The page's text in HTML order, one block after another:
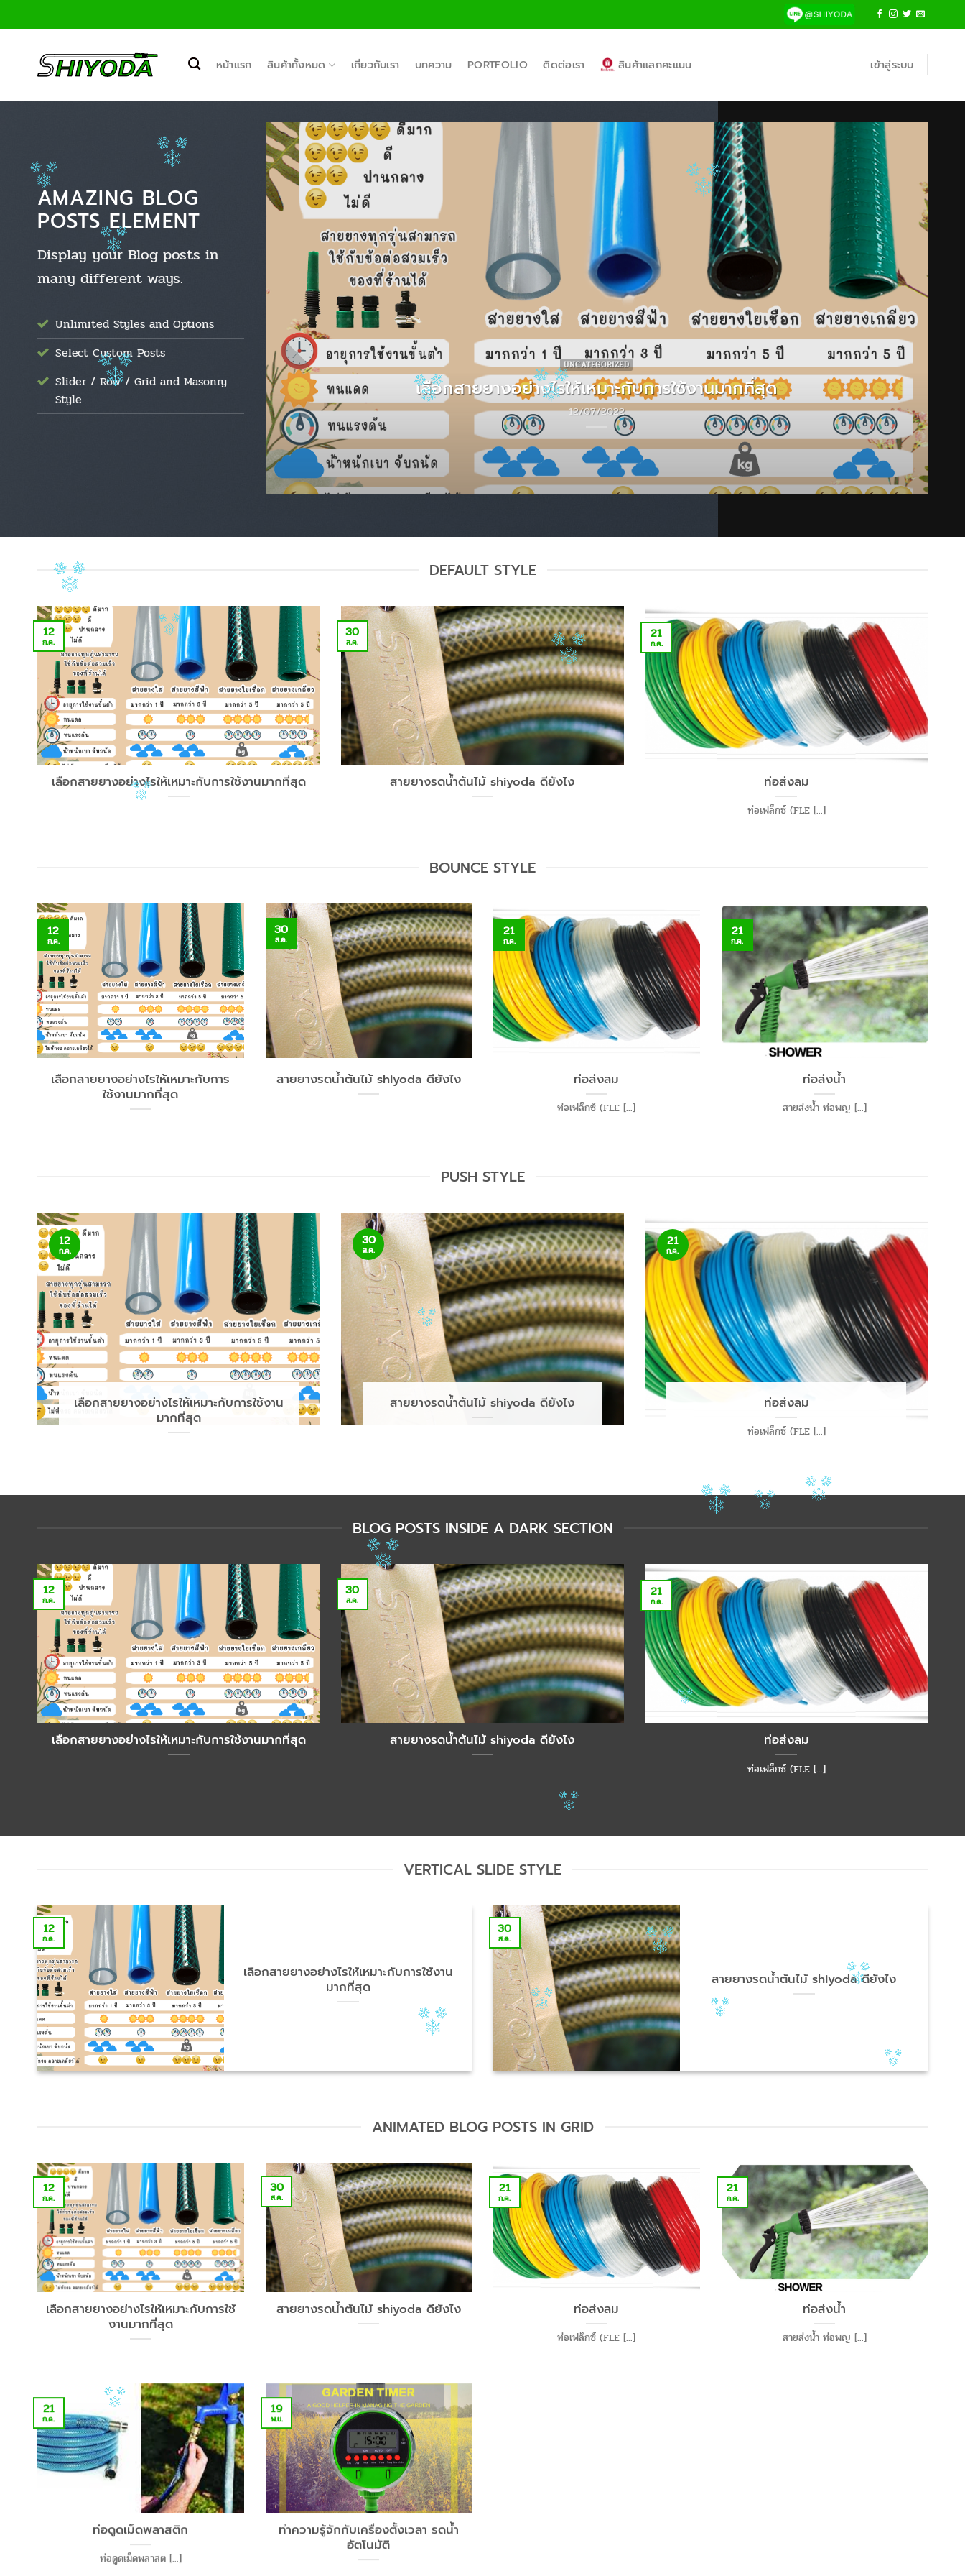
ไป
หน้าแรก สินค้าทั้งหมด เกี่ยวกับเรา บทความ PORTFOLIO ติดต่อเรา สินค้าแลกคะแนน เข้าสู่ระบบ
AMAZING BLOG
POSTS ELEMENT
Display your Blog posts in
many different ways.
Unlimited Styles and Options
Select Custom Posts
Slider / Row / Grid and Masonry
Style
UNCATEGORIZED
เลือกสายยางอย่างไรให้เหมาะกับการใช้งานมากที่สุด
12/07/2022
น้ำอัตโนมัติ
DEFAULT STYLE
เลือกสายยางอย่างไรให้เหมาะกับการใช้งานมากที่สุด
12
ก.ค.
สายยางรดน้ำต้นไม้ shiyoda ดียังไง
30
ส.ค.
ท่อส่งลม
ท่อเฟล็กซ์ (FLE [...]
21
ก.ค.
BOUNCE STYLE
เลือกสายยางอย่างไรให้เหมาะกับการ
ใช้งานมากที่สุด
12
ก.ค.
สายยางรดน้ำต้นไม้ shiyoda ดียังไง
30
ส.ค.
ท่อส่งลม
ท่อเฟล็กซ์ (FLE [...]
21
ก.ค.
ท่อส่งน้ำ
สายส่งน้ำ ท่อพญ [...]
21
ก.ค.
PUSH STYLE
เลือกสายยางอย่างไรให้เหมาะกับการใช้งาน
มากที่สุด
12
ก.ค.
สายยางรดน้ำต้นไม้ shiyoda ดียังไง
30
ส.ค.
ท่อส่งลม
ท่อเฟล็กซ์ (FLE [...]
21
ก.ค.
BLOG POSTS INSIDE A DARK SECTION
เลือกสายยางอย่างไรให้เหมาะกับการใช้งานมากที่สุด
12
ก.ค.
สายยางรดน้ำต้นไม้ shiyoda ดียังไง
30
ส.ค.
ท่อส่งลม
ท่อเฟล็กซ์ (FLE [...]
21
ก.ค.
VERTICAL SLIDE STYLE
เลือกสายยางอย่างไรให้เหมาะกับการใช้งาน
มากที่สุด
12
ก.ค.
สายยางรดน้ำต้นไม้ shiyoda ดียังไง
30
ส.ค.
ANIMATED BLOG POSTS IN GRID
เลือกสายยางอย่างไรให้เหมาะกับการใช้
งานมากที่สุด
12
ก.ค.
สายยางรดน้ำต้นไม้ shiyoda ดียังไง
30
ส.ค.
ท่อส่งลม
ท่อเฟล็กซ์ (FLE [...]
21
ก.ค.
ท่อส่งน้ำ
สายส่งน้ำ ท่อพญ [...]
21
ก.ค.
ท่อดูดเม็ดพลาสติก
ท่อดูดเม็ดพลาสต [...]
21
ก.ค.
ทำความรู้จักกับเครื่องตั้งเวลา รดน้ำ
อัตโนมัติ
19
พ.ย.